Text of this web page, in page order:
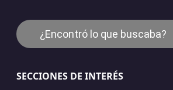
¿Encontró lo que buscaba?
SECCIONES DE INTERÉS